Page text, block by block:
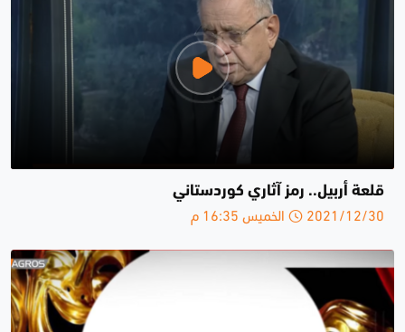
قلعة أربيل.. رمز آثاري كوردستاني
2021/12/30 الخميس 16:35 م